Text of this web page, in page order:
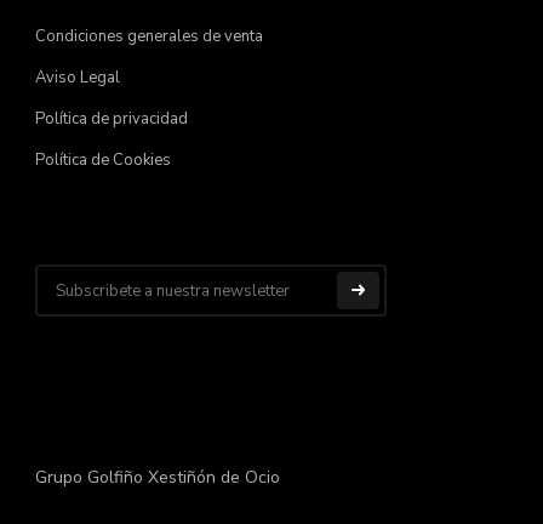
Condiciones generales de venta
Aviso Legal
Política de privacidad
Política de Cookies
Grupo Golfiño Xestiñón de Ocio